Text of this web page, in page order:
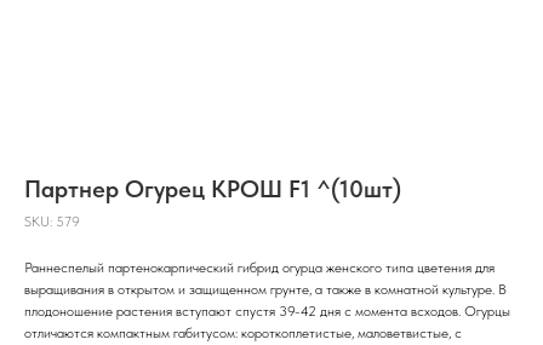
Партнер Огурец КРОШ F1 ^(10шт)
SKU: 579
Раннеспелый партенокарпический гибрид огурца женского типа цветения для
выращивания в открытом и защищенном грунте, а также в комнатной культуре. В
плодоношение растения вступают спустя 39-42 дня с момента всходов. Огурцы
отличаются компактным габитусом: короткоплетистые, маловетвистые, с